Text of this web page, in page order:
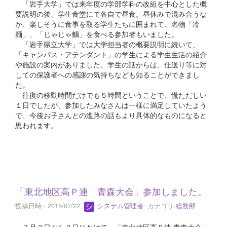
「岩手大学」では来年度の学部学科の改組を中心とした概
要説明の後、学生食堂にて各自で昼食。昼休みで混み合うな
か、楽しそうに食事を取る学生たちに囲まれて、名物「冷
麺」、「じゃじゃ麵」を食べる参加者もいました。
「岩手県立大学」では大学担当者の概要説明に続いて、
「キャンパス・アテンダント」の学生による学生生活の紹介
や施設の案内がありました。学生の話からは、仕送り等に対
しての保護者への感謝の気持ちなども知ることができまし
た。
往復の移動時間だけでも５時間ということで、慌ただしい
１日でしたが、参加したみなさんは一様に満足していたよう
で、今後お子さんとの進路の話もより具体的なものになると
思われます。
「東北地区高Ｐ連 青森大会」参加しました。
投稿日時 : 2015/07/22 システム管理者 カテゴリ:総務部